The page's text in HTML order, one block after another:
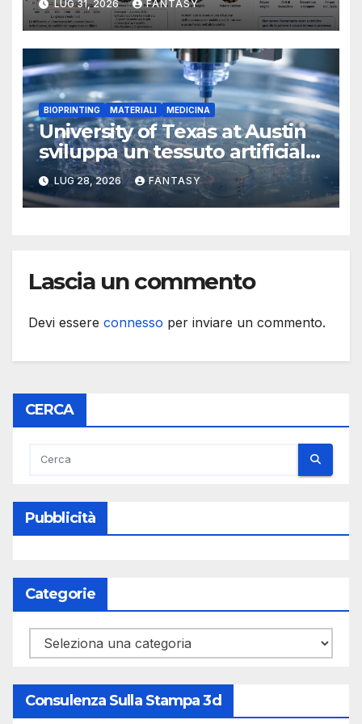
LUG 31, 2026 FANTASY
BIOPRINTING MATERIALI MEDICINA
University of Texas at Austin
sviluppa un tessuto artificiale
stampabile in 3D che imita le
membrane dei tessuti
LUG 28, 2026 FANTASY
Lascia un commento
Devi essere connesso per inviare un commento.
CERCA
Pubblicità
Categorie
Categorie
Consulenza Sulla Stampa 3d